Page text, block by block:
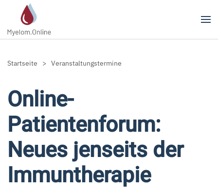
Zum Hauptinhalt springen
Startseite Veranstaltungstermine
Online-
Patientenforum:
Neues jenseits der
Immuntherapie